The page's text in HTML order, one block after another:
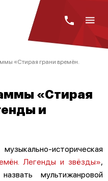
«Стирая грани времён.
«Стирая
и
историческая
Легенды и звёзды»,
мультижанровой